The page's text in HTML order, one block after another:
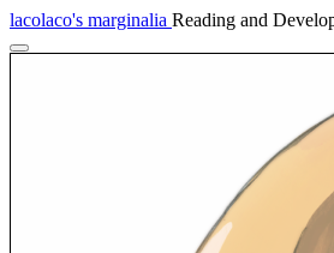
lacolaco's marginalia Reading and